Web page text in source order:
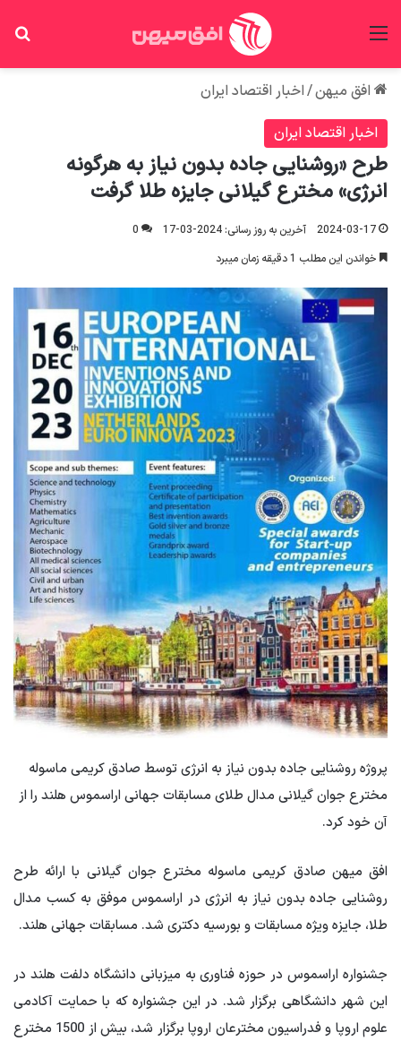
افق میهن/اخبار اقتصاد ایران
اخبار اقتصاد ایران
طرح «روشنایی جاده بدون نیاز به هرگونه
انرژی» مخترع گیلانی جایزه طلا گرفت
2024-03-17 آخرین به روز رسانی: 2024-03-17
0
خواندن این مطلب 1 دقیقه زمان میبرد
پروژه روشنایی جاده بدون نیاز به انرژی توسط صادق کریمی ماسوله
مخترع جوان گیلانی مدال طلای مسابقات جهانی اراسموس هلند را از
آن خود کرد.
افق میهن صادق کریمی ماسوله مخترع جوان گیلانی با ارائه طرح
روشنایی جاده بدون نیاز به انرژی در اراسموس موفق به کسب مدال
طلا، جایزه ویژه مسابقات و بورسیه دکتری شد. مسابقات جهانی هلند.
جشنواره اراسموس در حوزه فناوری به میزبانی دانشگاه دلفت هلند در
این شهر دانشگاهی برگزار شد. در این جشنواره که با حمایت آکادمی
علوم اروپا و فدراسیون مخترعان اروپا برگزار شد، بیش از 1500 مخترع